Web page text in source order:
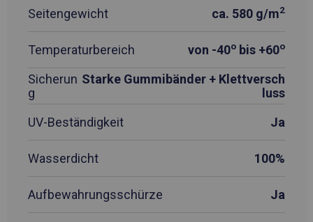
Seitengewicht ca. 580 g/m2
Temperaturbereich von -40o bis +60o
Sicherun
g
Starke Gummibänder + Klettversch
luss
UV-Beständigkeit
Ja
Wasserdicht 100%
Aufbewahrungsschürze Ja